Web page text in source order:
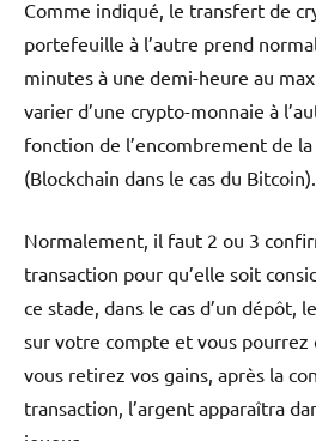
Comme indiqué, le transfert de
portefeuille à l’autre prend
minutes à une demi-heure au
varier d’une crypto-monnaie à
fonction de l’encombrement de
(Blockchain dans le cas du Bitcoin).
Normalement, il faut 2 ou 3
transaction pour qu’elle soit
ce stade, dans le cas d’un dépôt,
sur votre compte et vous pourrez
vous retirez vos gains, après la
transaction, l’argent apparaîtra